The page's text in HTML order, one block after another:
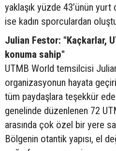
yaklaşık yüzde 43’ünün yurt
ise kadın sporculardan
Julian Festor: "Kaçkarlar,
konuma sahip"
UTMB World temsilcisi
organizasyonun hayata
tüm paydaşlara teşekkür
genelinde düzenlenen 72
arasında çok özel bir yere
Bölgenin otantik yapısı, el